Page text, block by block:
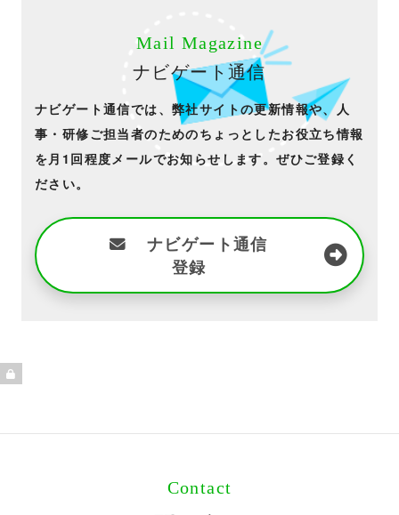
Mail Magazine
ナビゲート通信
ナビゲート通信では、弊社サイトの更新情報や、人
事・研修ご担当者のためのちょっとしたお役立ち情報
を月1回程度メールでお知らせします。ぜひご登録く
ださい。
ナビゲート通信
登録
Contact